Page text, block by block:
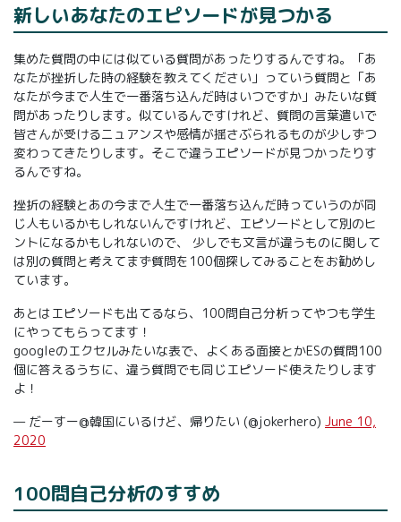
新しいあなたのエピソードが見つかる
集めた質問の中には似ている質問があったりするんですね。「あ
なたが挫折した時の経験を教えてください」っていう質問と「あ
なたが今まで人生で一番落ち込んだ時はいつですか」みたいな質
問があったりします。似ているんですけれど、質問の言葉遣いで
皆さんが受けるニュアンスや感情が揺さぶられるものが少しずつ
変わってきたりします。そこで違うエピソードが見つかったりす
るんですね。
挫折の経験とあの今まで人生で一番落ち込んだ時っていうのが同
じ人もいるかもしれないんですけれど、エピソードとして別のヒ
ントになるかもしれないので、 少しでも文言が違うものに関して
は別の質問と考えてまず質問を100個探してみることをお勧めし
ています。
あとはエピソードも出てるなら、100問自己分析ってやつも学生
にやってもらってます！
googleのエクセルみたいな表で、よくある面接とかESの質問100
個に答えるうちに、違う質問でも同じエピソード使えたりします
よ！
— だーすー@韓国にいるけど、帰りたい (@jokerhero) June 10,
2020
100問自己分析のすすめ